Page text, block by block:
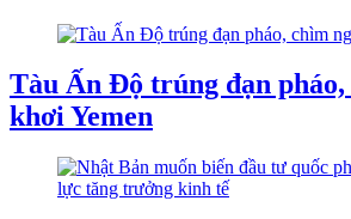
Tàu ​​Ấn Độ trúng đạn
khơi Yemen